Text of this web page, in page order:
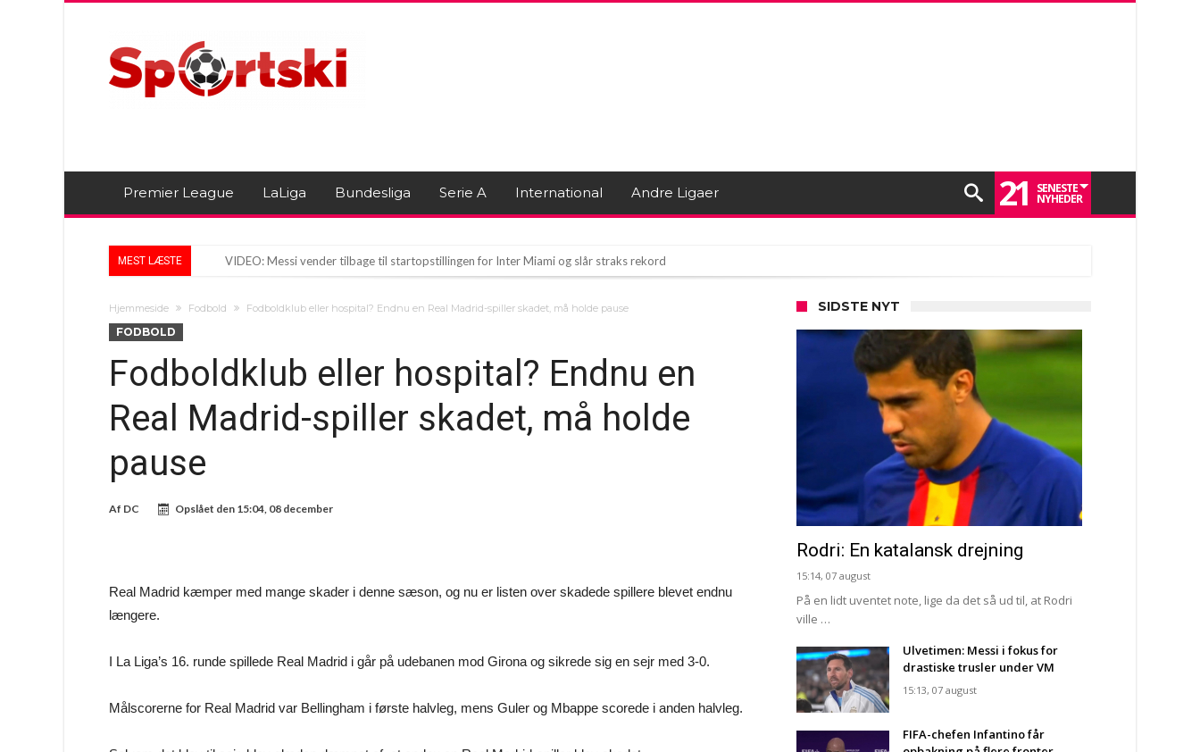
Premier League LaLiga Bundesliga Serie A International Andre Ligaer 21 SENESTE
NYHEDER
MEST LÆSTE VIDEO: Messi vender tilbage til startopstillingen for Inter Miami og slår straks rekord
Hjemmeside Fodbold Fodboldklub eller hospital? Endnu en Real Madrid-spiller skadet, må holde pause
FODBOLD
Fodboldklub eller hospital? Endnu en
Real Madrid-spiller skadet, må holde
pause
Af DC Opslået den 15:04, 08 december
Real Madrid kæmper med mange skader i denne sæson, og nu er listen over skadede spillere blevet endnu
længere.
I La Liga’s 16. runde spillede Real Madrid i går på udebanen mod Girona og sikrede sig en sejr med 3-0.
Målscorerne for Real Madrid var Bellingham i første halvleg, mens Guler og Mbappe scorede i anden halvleg.
SIDSTE NYT
Rodri: En katalansk drejning
15:14, 07 august
På en lidt uventet note, lige da det så ud til, at Rodri
ville …
Ulvetimen: Messi i fokus for
drastiske trusler under VM
15:13, 07 august
FIFA-chefen Infantino får